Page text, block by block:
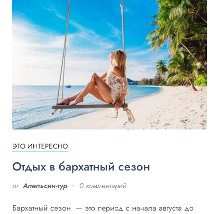
ЭТО ИНТЕРЕСНО
Отдых в бархатный сезон
от Апельсин-тур 0 комментарий
Бархатный сезон — это период с начала августа до